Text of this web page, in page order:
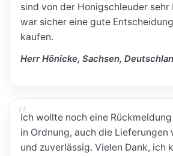
sind von der Honigschleuder
war sicher eine gute
kaufen.
Herr Hönicke, Sachsen,
Ich wollte noch eine
in Ordnung, auch die Lieferungen
und zuverlässig. Vielen Dank, ich